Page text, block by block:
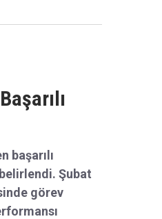
başarılı
Şubat